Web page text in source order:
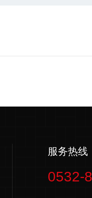
服务热线
0532-